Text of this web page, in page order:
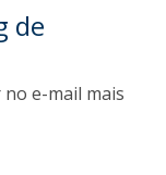
de
e-mail mais